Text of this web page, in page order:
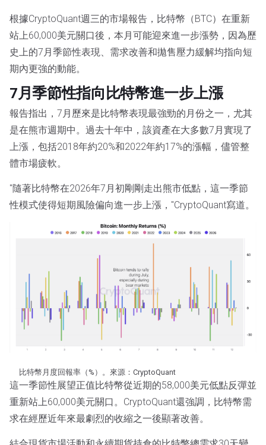
根據CryptoQuant週三的市場報告，比特幣（BTC）在重新
站上60,000美元關口後，本月可能迎來進一步漲勢，因為歷
史上的7月季節性表現、需求改善和拋售壓力緩解均指向短
期內更強的動能。
7月季節性指向比特幣進一步上漲
報告指出，7月歷來是比特幣表現最強勁的月份之一，尤其
是在熊市週期中。過去十年中，該資產在大多數7月實現了
上漲，包括2018年約20%和2022年約17%的漲幅，儘管整
體市場疲軟。
"隨著比特幣在2026年7月初剛剛走出熊市低點，這一季節
性模式使得短期風險偏向進一步上漲，"CryptoQuant寫道。
比特幣月度回報率（%）。來源：CryptoQuant
這一季節性展望正值比特幣從近期的58,000美元低點反彈並
重新站上60,000美元關口。CryptoQuant還強調，比特幣需
求在經歷近年來最劇烈的收縮之一後顯著改善。